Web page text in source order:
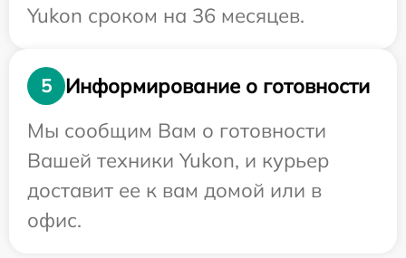
Yukon сроком на 36 месяцев.
5
Информирование о готовности
Мы сообщим Вам о готовности
Вашей техники Yukon, и курьер
доставит ее к вам домой или в
офис.